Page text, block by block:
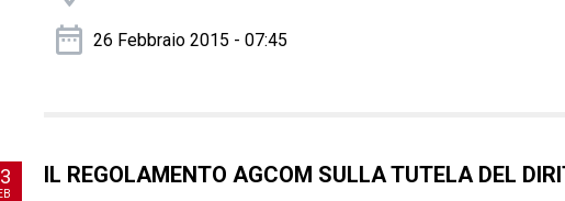
26 Febbraio 2015 - 07:45
IL REGOLAMENTO AGCOM SULLA TUTELA DEL